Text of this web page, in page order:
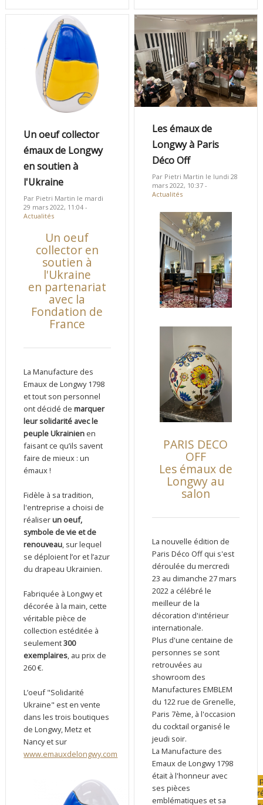
Un oeuf collector
émaux de Longwy
en soutien à
l'Ukraine
Par Pietri Martin le mardi
29 mars 2022, 11:04 -
Actualités
Un oeuf
collector en
soutien à
l'Ukraine
en partenariat
avec la
Fondation de
France
La Manufacture des
Emaux de Longwy 1798
et tout son personnel
ont décidé demarquer
leur solidarité avec le
peuple Ukrainien en
faisant ce qu’ils savent
faire de mieux : un
émaux !
Fidèle à sa tradition,
l'entreprise a choisi de
réaliserun oeuf,
symbole de vie et de
renouveau , sur lequel
se déploient l’or et l’azur
du drapeau Ukrainien.
Fabriquée à Longwy et
décorée à la main, cette
véritable pièce de
collection estéditée à
seulement300
exemplaires , au prix de
260 €.
L’oeuf "Solidarité
Ukraine" est en vente
dans les trois boutiques
de Longwy, Metz et
Nancy et sur
www.emauxdelongwy.com
"Grâce à notre
que les fonds
Les émaux de
Longwy à Paris
Déco Off
Par Pietri Martin le lundi 28
mars 2022, 10:37 -
Actualités
PARIS DECO
OFF
Les émaux de
Longwy au
salon
La nouvelle édition de
Paris Déco Off qui s'est
déroulée du mercredi
23 au dimanche 27 mars
2022 a célébré le
meilleur de la
décoration d'intérieur
internationale.
Plus d'une centaine de
personnes se sont
retrouvées au
showroom des
Manufactures EMBLEM
du 122 rue de Grenelle,
Paris 7ème, à l'occasion
du cocktail organisé le
jeudi soir.
La Manufacture des
Emaux de Longwy 1798
était à l'honneur avec
ses pièces
emblématiques et sa